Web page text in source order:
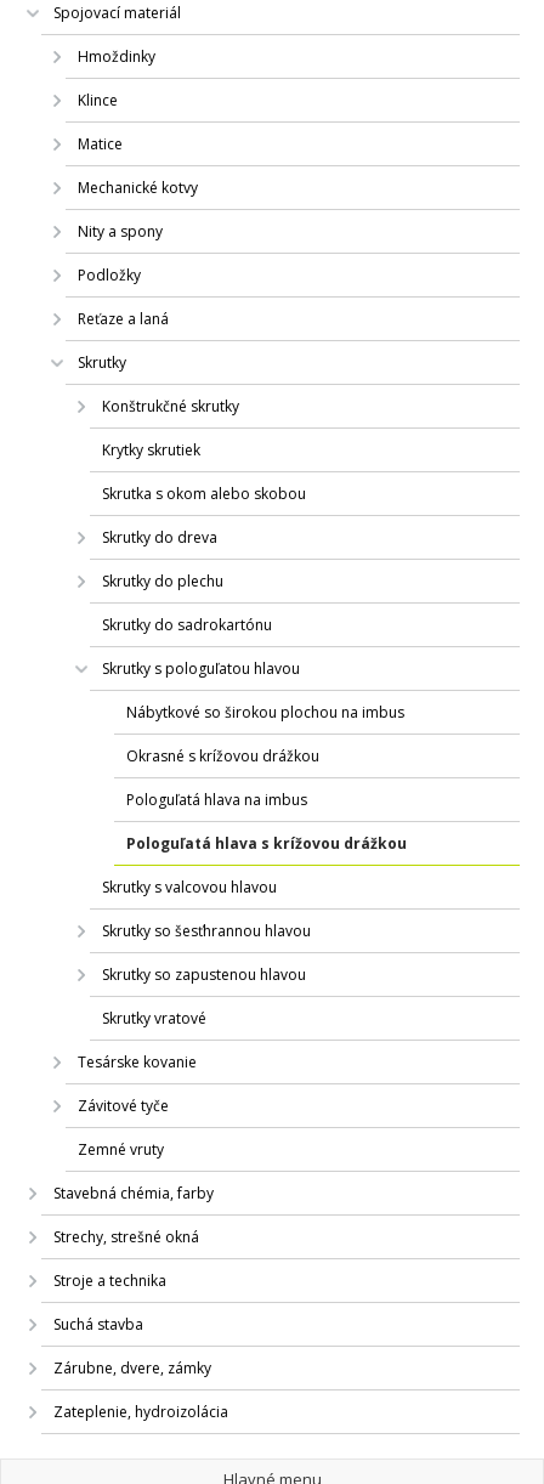
Spojovací materiál
Hmoždinky
Klince
Matice
Mechanické kotvy
Nity a spony
Podložky
Reťaze a laná
Skrutky
Konštrukčné skrutky
Krytky skrutiek
Skrutka s okom alebo skobou
Skrutky do dreva
Skrutky do plechu
Skrutky do sadrokartónu
Skrutky s pologuľatou hlavou
Nábytkové so širokou plochou na imbus
Okrasné s krížovou drážkou
Pologuľatá hlava na imbus
Pologuľatá hlava s krížovou drážkou
Skrutky s valcovou hlavou
Skrutky so šesťhrannou hlavou
Skrutky so zapustenou hlavou
Skrutky vratové
Tesárske kovanie
Závitové tyče
Zemné vruty
Stavebná chémia, farby
Strechy, strešné okná
Stroje a technika
Suchá stavba
Zárubne, dvere, zámky
Zateplenie, hydroizolácia
Hlavné menu